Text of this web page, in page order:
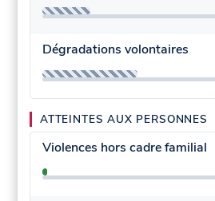
Dégradations volontaires
ATTEINTES AUX PERSONNES
Violences hors cadre familial